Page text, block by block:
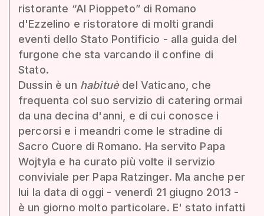
ristorante “Al Pioppeto” di Romano
d'Ezzelino e ristoratore di molti grandi
eventi dello Stato Pontificio - alla guida del
furgone che sta varcando il confine di
Stato.
Dussin è un habituèdel Vaticano, che
frequenta col suo servizio di catering ormai
da una decina d'anni, e di cui conosce i
percorsi e i meandri come le stradine di
Sacro Cuore di Romano. Ha servito Papa
Wojtyla e ha curato più volte il servizio
conviviale per Papa Ratzinger. Ma anche per
lui la data di oggi - venerdì 21 giugno 2013 -
è un giorno molto particolare. E' stato infatti